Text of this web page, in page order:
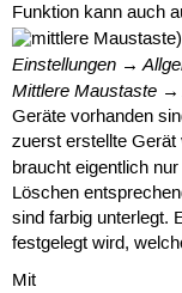
Funktion kann auch
Einstellungen →
Mittlere Maustaste →
Geräte vorhanden
zuerst erstellte
braucht eigentlich
Löschen
sind farbig unterlegt.
festgelegt wird,
Mit